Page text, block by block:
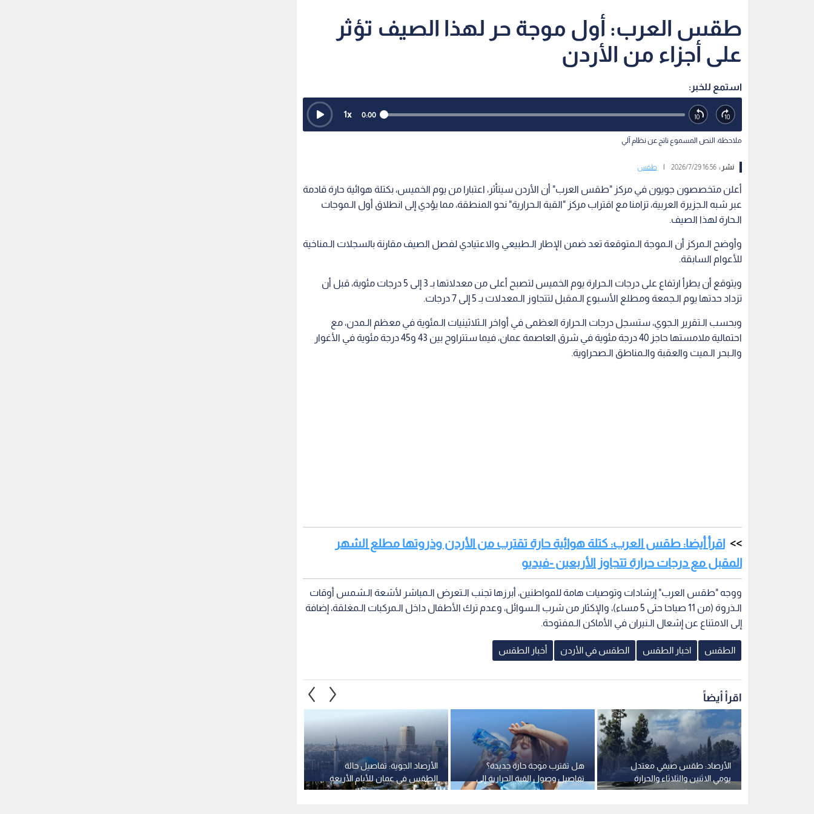
طقس العرب: أول موجة حر لهذا الصيف تؤثر
على أجزاء من الأردن
استمع للخبر:
0:00
1x
ملاحظة: النص المسموع ناتج عن نظام آلي
نشر :16:56 2026/7/29 طقس
أعلن متخصصون جويون في مركز "طقس العرب" أن الأردن سيتأثر، اعتبارا من يوم الخميس، بكتلة هوائية حارة قادمة
عبر شبه الـجزيرة العربية، تزامنا مع اقتراب مركز "القبة الـحرارية" نحو المنطقة، مما يؤدي إلى انطلاق أول الـموجات
الـحارة لهذا الصيف.
وأوضح الـمركز أن الـموجة الـمتوقعة تعد ضمن الإطار الـطبيعي والاعتيادي لفصل الصيف مقارنة بالسجلات الـمناخية
للأعوام السابقة.
ويتوقع أن يطرأ ارتفاع على درجات الـحرارة يوم الخميس لتصبح أعلى من معدلاتها بـ 3 إلى 5 درجات مئوية، قبل أن
تزداد حدتها يوم الـجمعة ومطلع الأسبوع الـمقبل لتتجاوز الـمعدلات بـ 5 إلى 7 درجات.
وبحسب الـتقرير الـجوي، ستسجل درجات الـحرارة العظمى في أواخر الـثلاثينيات الـمئوية في معظم الـمدن، مع
احتمالية ملامستها حاجز 40 درجة مئوية في شرق العاصمة عمان، فيما ستتراوح بين 43 و45 درجة مئوية في الأغوار
والـبحر الـميت والعقبة والـمناطق الـصحراوية.
اقرأ أيضا: طقس العرب: كتلة هوائية حارة تقترب من الأردن وذروتها مطلع الشهر
المقبل مع درجات حرارة تتجاوز الأربعين -فيديو
ووجه "طقس العرب" إرشادات وتوصيات هامة للمواطنين، أبرزها تجنب الـتعرض الـمباشر لأشعة الـشمس أوقات
الـذروة (من 11 صباحا حتى 5 مساء)، والإكثار من شرب الـسوائل، وعدم ترك الأطفال داخل الـمركبات الـمغلقة، إضافة
إلى الامتناع عن إشعال الـنيران في الأماكن الـمفتوحة.
الطقس اخبار الطقس الطقس في الأردن أخبار الطقس
اقرأ أيضاً
الأرصاد الجوية: تفاصيل حالة
الطقس في عمان للأيام الأربعة
القادمة
هل تقترب موجة حارة جديدة؟
تفاصيل وصول القبة الحرارية إلى
الأردن وبلاد الشام
الأرصاد: طقس صيفي معتدل
يومي الاثنين والثلاثاء والحرارة
تسجل 32 مئوية